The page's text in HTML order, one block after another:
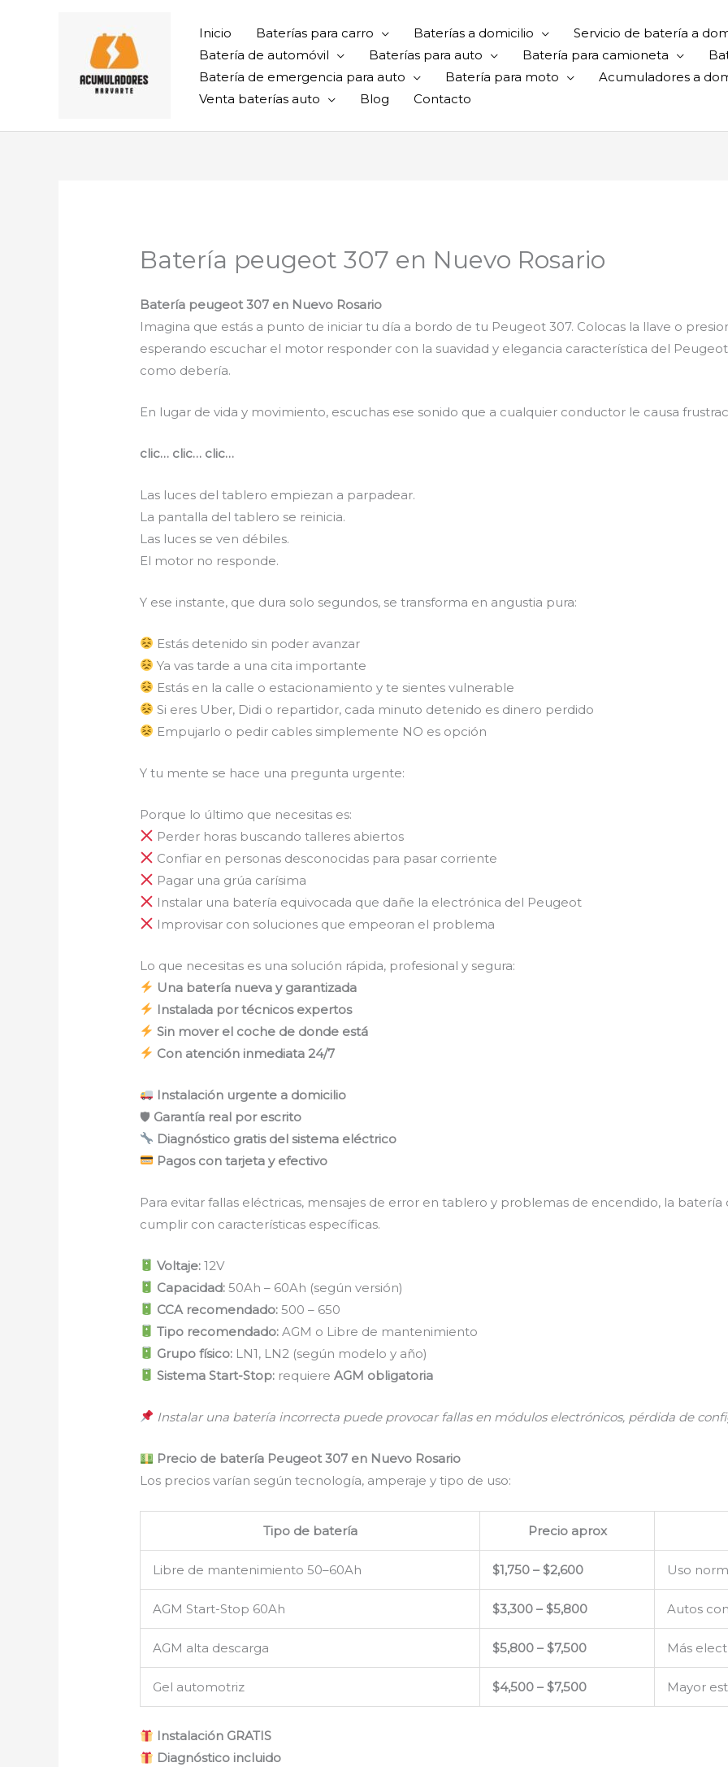
Inicio Baterías para carro Baterías a domicilio Servicio de batería a
Batería de automóvil
Baterías para auto Batería para camioneta
Batería de emergencia para auto
Batería para moto Acumuladores a
Venta baterías auto
Blog Contacto
Batería peugeot 307 en Nuevo Rosario
Batería peugeot 307 en Nuevo Rosario
Imagina que estás a punto de iniciar tu día a bordo de tu Peugeot 307. Colocas la llave o
esperando escuchar el motor responder con la suavidad y elegancia característica del
como debería.
En lugar de vida y movimiento, escuchas ese sonido que a cualquier conductor le causa
clic… clic… clic…
Las luces del tablero empiezan a parpadear.
La pantalla del tablero se reinicia.
Las luces se ven débiles.
El motor no responde.
Y ese instante, que dura solo segundos, se transforma en angustia pura:
Estás detenido sin poder avanzar
Ya vas tarde a una cita importante
Estás en la calle o estacionamiento y te sientes vulnerable
Si eres Uber, Didi o repartidor, cada minuto detenido es dinero perdido
Empujarlo o pedir cables simplemente NO es opción
Y tu mente se hace una pregunta urgente:
Porque lo último que necesitas es:
Perder horas buscando talleres abiertos
Confiar en personas desconocidas para pasar corriente
Pagar una grúa carísima
Instalar una batería equivocada que dañe la electrónica del Peugeot
Improvisar con soluciones que empeoran el problema
Lo que necesitas es una solución rápida, profesional y segura:
Una batería nueva y garantizada
Instalada por técnicos expertos
Sin mover el coche de donde está
Con atención inmediata 24/7
Instalación urgente a domicilio
🛡 Garantía real por escrito
Diagnóstico gratis del sistema eléctrico
Pagos con tarjeta y efectivo
Para evitar fallas eléctricas, mensajes de error en tablero y problemas de encendido, la
cumplir con características específicas.
Voltaje: 12V
Capacidad: 50Ah – 60Ah (según versión)
CCA recomendado: 500 – 650
Tipo recomendado: AGM o Libre de mantenimiento
Grupo físico: LN1, LN2 (según modelo y año)
Sistema Start-Stop: requiereAGM obligatoria
Instalar una batería incorrecta puede provocar fallas en módulos electrónicos, pérdida de
Precio de batería Peugeot 307 en Nuevo Rosario
Los precios varían según tecnología, amperaje y tipo de uso:
Tipo de batería Precio aprox
Libre de mantenimiento 50–60Ah $1,750 – $2,600 Uso
AGM Start-Stop 60Ah $3,300 – $5,800 Autos
AGM alta descarga $5,800 – $7,500 Más
Gel automotriz $4,500 – $7,500 Mayor
Instalación GRATIS
Diagnóstico incluido